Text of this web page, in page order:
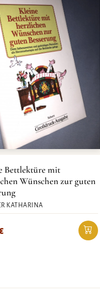
Bettlektüre mit
Wünschen zur guten
KATHARINA